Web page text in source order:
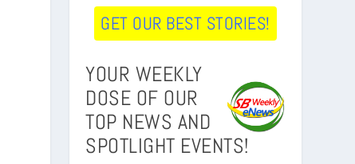
GET OUR BEST STORIES!
YOUR WEEKLY
DOSE OF OUR
TOP NEWS AND
SPOTLIGHT EVENTS!